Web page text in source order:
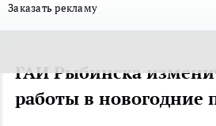
Заказать рекламу
ГАИ Рыбинска
работы в новогодние